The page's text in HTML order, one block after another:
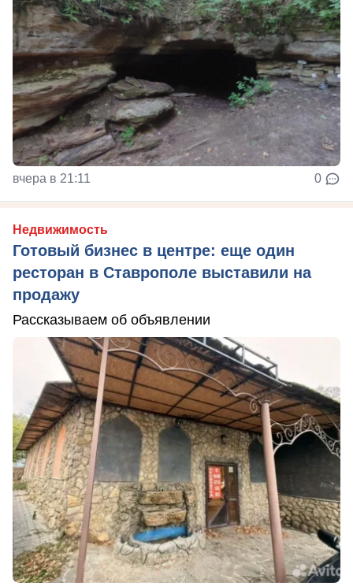
вчера в 21:11 0
Недвижимость
Готовый бизнес в центре: еще один
ресторан в Ставрополе выставили на
продажу
Рассказываем об объявлении